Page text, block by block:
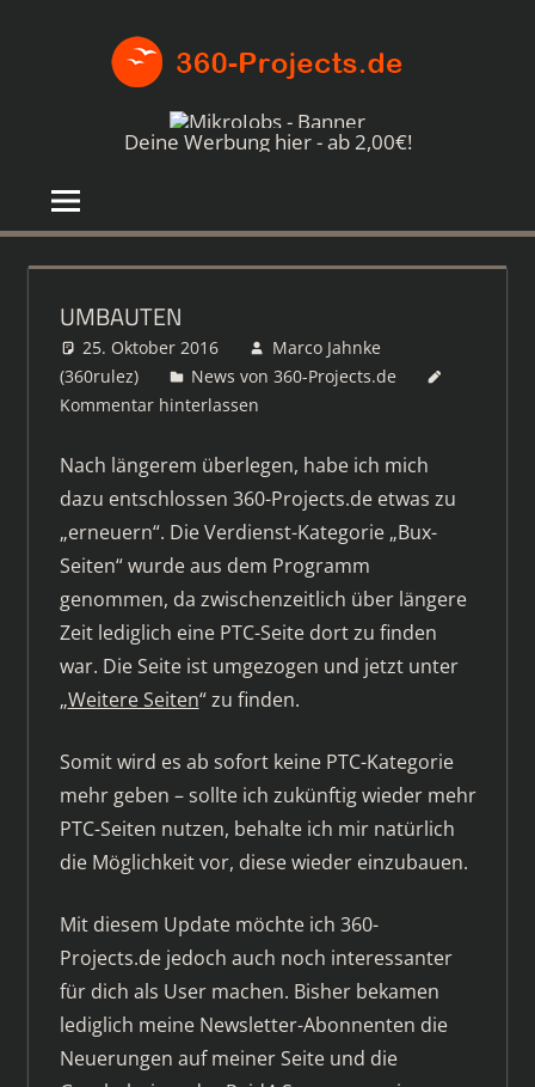
Seiten
im
Netz
Deine Werbung hier - ab 2,00€!
UMBAUTEN
25. Oktober 2016
Marco Jahnke
(360rulez)
News von 360-Projects.de
Kommentar hinterlassen
Nach längerem überlegen, habe ich mich
dazu entschlossen 360-Projects.de etwas zu
„erneuern“. Die Verdienst-Kategorie „Bux-
Seiten“ wurde aus dem Programm
genommen, da zwischenzeitlich über längere
Zeit lediglich eine PTC-Seite dort zu finden
war. Die Seite ist umgezogen und jetzt unter
„Weitere Seiten“ zu finden.
Somit wird es ab sofort keine PTC-Kategorie
mehr geben – sollte ich zukünftig wieder mehr
PTC-Seiten nutzen, behalte ich mir natürlich
die Möglichkeit vor, diese wieder einzubauen.
Mit diesem Update möchte ich 360-
Projects.de jedoch auch noch interessanter
für dich als User machen. Bisher bekamen
lediglich meine Newsletter-Abonnenten die
Neuerungen auf meiner Seite und die